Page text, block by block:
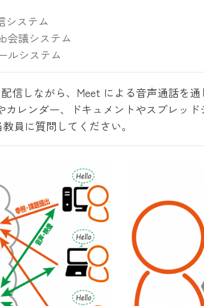
システム
会議システム
ルシステム
信しながら、Meet による音声通話を
カレンダー、ドキュメントやスプレッ
員に質問してください。